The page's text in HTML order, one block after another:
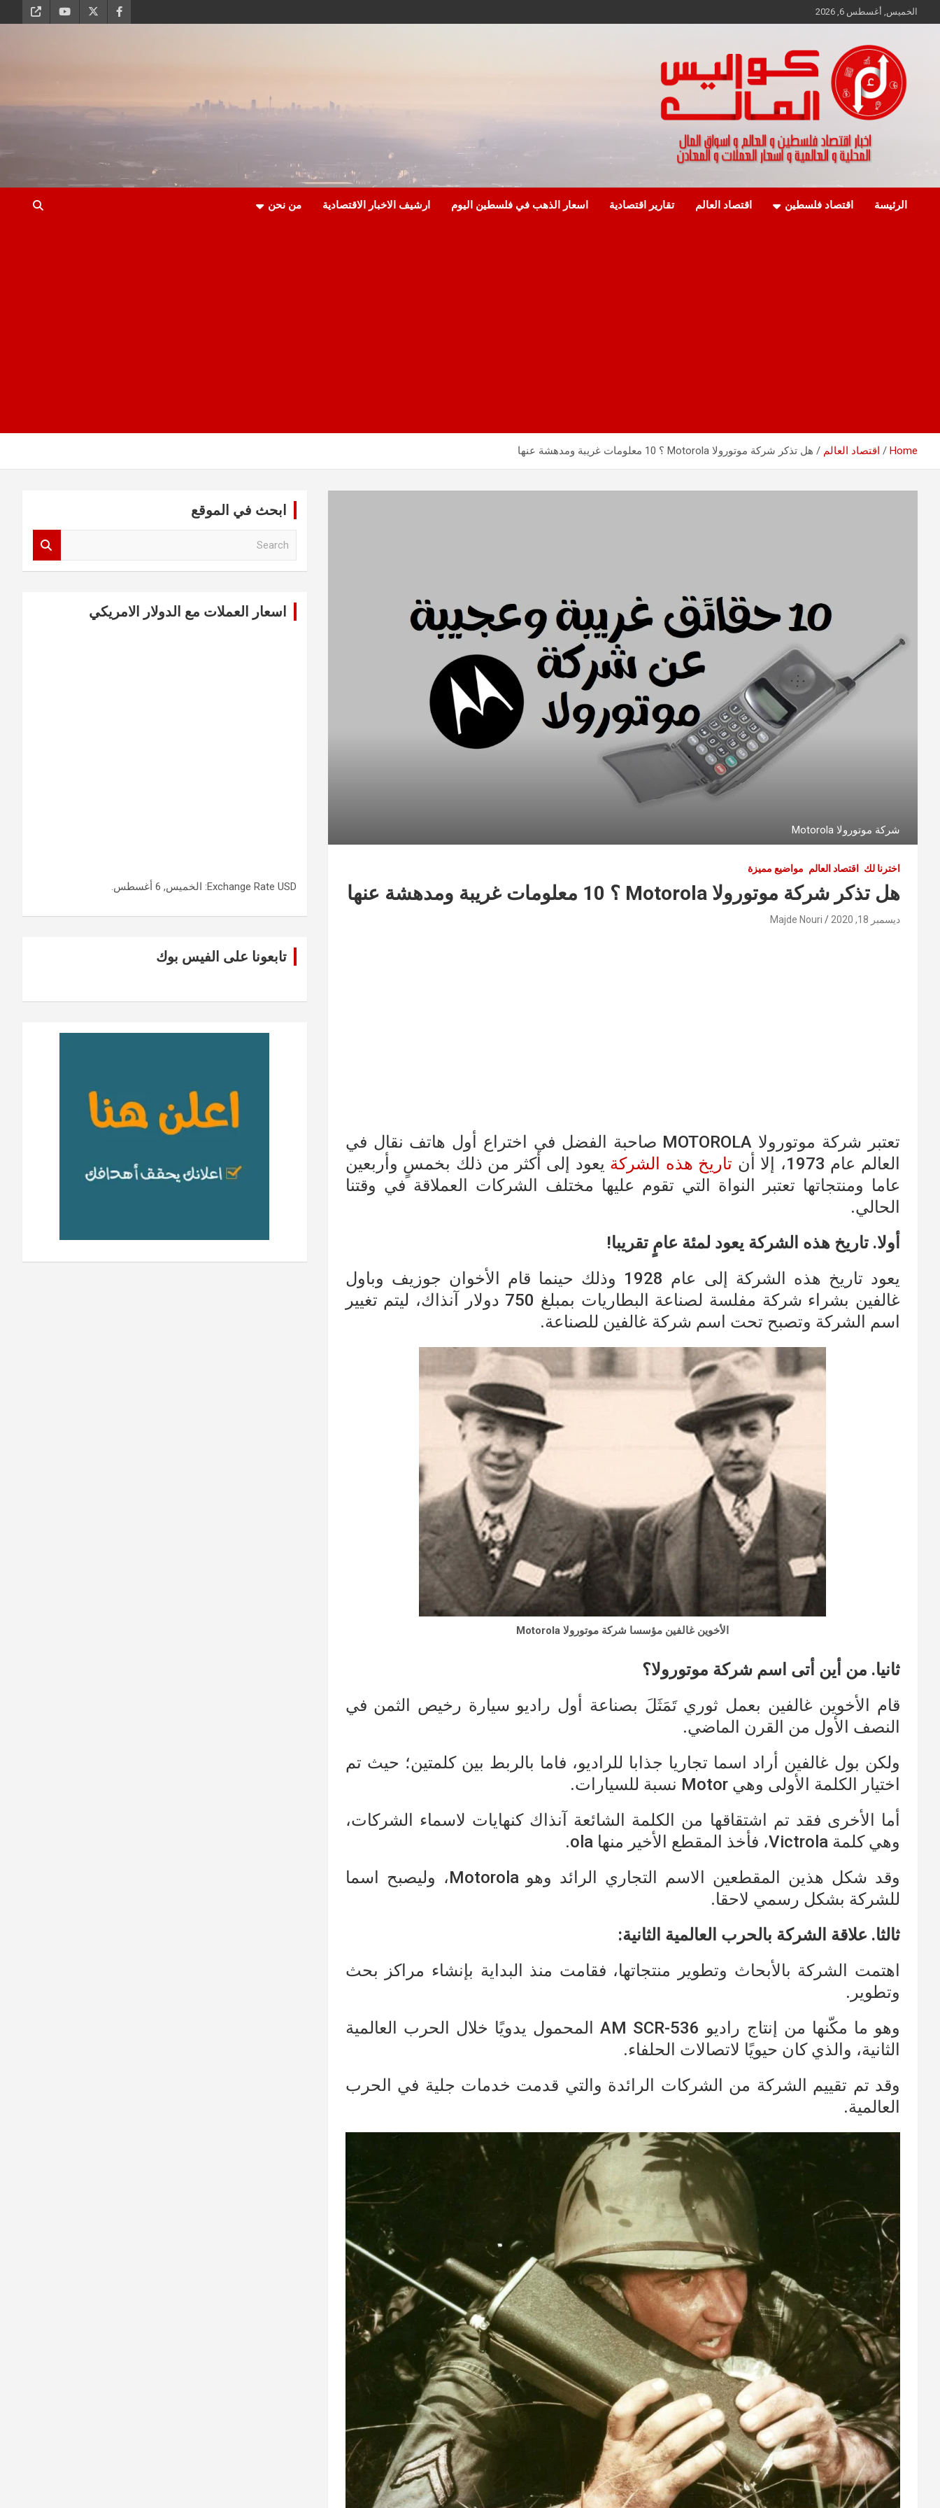
to
الخميس, أغسطس 6, 2026
كواليس المال
الرئيسة اقتصاد فلسطين اقتصاد العالم تقارير اقتصادية اسعار الذهب في فلسطين اليوم ارشيف الاخبار الاقتصادية من نحن
Home اقتصاد العالم هل تذكر شركة موتورولا Motorola ؟ 10 معلومات غريبة ومدهشة عنها
شركة موتورولا Motorola
اخترنا لك اقتصاد العالم مواضيع مميزة
هل تذكر شركة موتورولا Motorola ؟ 10 معلومات غريبة ومدهشة عنها
ديسمبر 18, 2020 Majde Nouri
تعتبر شركة موتورولا MOTOROLA صاحبة الفضل في اختراع أول هاتف نقال في
العالم عام 1973، إلا أن
تاريخ هذه الشركة يعود إلى أكثر من ذلك بخمسٍ وأربعين
عاما ومنتجاتها تعتبر النواة التي تقوم عليها مختلف الشركات العملاقة في وقتنا
الحالي.
أولا. تاريخ هذه الشركة يعود لمئة عامٍ تقريبا!
يعود تاريخ هذه الشركة إلى عام 1928 وذلك حينما قام الأخوان جوزيف وباول
غالفين بشراء شركة مفلسة لصناعة البطاريات بمبلغ 750 دولار آنذاك، ليتم تغيير
اسم الشركة وتصبح تحت اسم شركة غالفين للصناعة.
الأخوين غالفين مؤسسا شركة موتورولا Motorola
ثانيا. من أين أتى اسم شركة موتورولا؟
قام الأخوين غالفين بعمل ثوري تَمَثَلَ بصناعة أول راديو سيارة رخيص الثمن في
النصف الأول من القرن الماضي.
ولكن بول غالفين أراد اسما تجاريا جذابا للراديو، فاما بالربط بين كلمتين؛ حيث تم
اختيار الكلمة الأولى وهي Motor نسبة للسيارات.
أما الأخرى فقد تم اشتقاقها من الكلمة الشائعة آنذاك كنهايات لاسماء الشركات،
وهي كلمة Victrola، فأخذ المقطع الأخير منها ola.
وقد شكل هذين المقطعين الاسم التجاري الرائد وهو Motorola، وليصبح اسما
للشركة بشكل رسمي لاحقا.
ثالثا. علاقة الشركة بالحرب العالمية الثانية:
اهتمت الشركة بالأبحاث وتطوير منتجاتها، فقامت منذ البداية بإنشاء مراكز بحث
وتطوير.
وهو ما مكّنها من إنتاج راديو AM SCR-536 المحمول يدويًا خلال الحرب العالمية
الثانية، والذي كان حيويًا لاتصالات الحلفاء.
وقد تم تقييم الشركة من الشركات الرائدة والتي قدمت خدمات جلية في الحرب
العالمية.
ابحث في الموقع
اسعار العملات مع الدولار الامريكي
Exchange Rate USD : الخميس, 6 أغسطس.
تابعونا على الفيس بوك